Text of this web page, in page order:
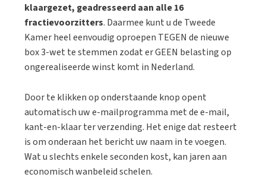
klaargezet, geadresseerd aan alle 16
fractievoorzitters. Daarmee kunt u de Tweede
Kamer heel eenvoudig oproepen TEGEN de nieuwe
box 3-wet te stemmen zodat er GEEN belasting op
ongerealiseerde winst komt in Nederland.
Door te klikken op onderstaande knop opent
automatisch uw e-mailprogramma met de e-mail,
kant-en-klaar ter verzending. Het enige dat resteert
is om onderaan het bericht uw naam in te voegen.
Wat u slechts enkele seconden kost, kan jaren aan
economisch wanbeleid schelen.